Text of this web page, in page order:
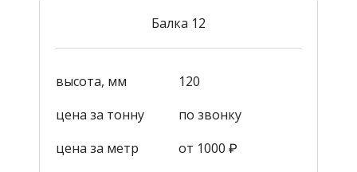
Балка 12
высота, мм
120
цена за тонну
по звонку
цена за метр
от 1000 ₽